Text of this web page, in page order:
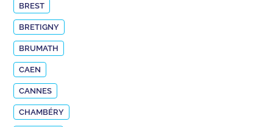
BREST
BRETIGNY
BRUMATH
CAEN
CANNES
CHAMBÉRY